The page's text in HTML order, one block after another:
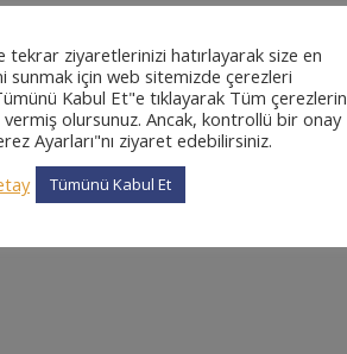
tekrar ziyaretlerinizi hatırlayarak size en
sunmak için web sitemizde çerezleri
Kabul Et"e tıklayarak Tüm çerezlerin
vermiş olursunuz. Ancak, kontrollü bir onay
Ayarları"nı ziyaret edebilirsiniz.
Tümünü Kabul Et